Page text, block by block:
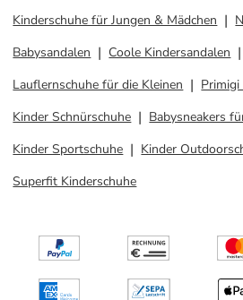
Kinderschuhe für Jungen & Mädchen
Babysandalen
Coole Kindersandalen
Lauflernschuhe für die Kleinen
Primigi
Kinder Schnürschuhe
Babysneakers
Kinder Sportschuhe
Kinder
Superfit Kinderschuhe